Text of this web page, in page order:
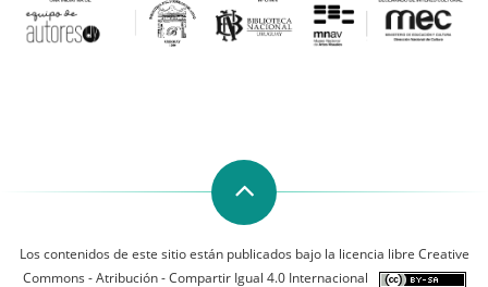
Los contenidos de este sitio están publicados bajo la licencia libre Creative
Commons - Atribución - Compartir Igual 4.0 Internacional